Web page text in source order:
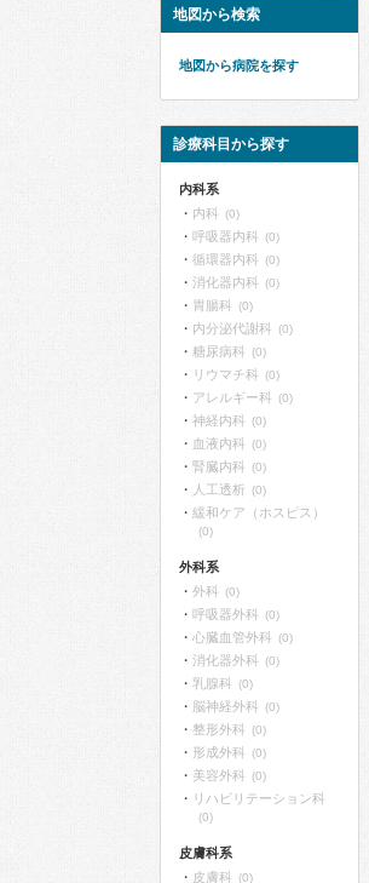
地図から検索
地図から病院を探す
診療科目から探す
内科系
内科 (0)
呼吸器内科 (0)
循環器内科 (0)
消化器内科 (0)
胃腸科 (0)
内分泌代謝科 (0)
糖尿病科 (0)
リウマチ科 (0)
アレルギー科 (0)
神経内科 (0)
血液内科 (0)
腎臓内科 (0)
人工透析 (0)
緩和ケア（ホスピス）
(0)
外科系
外科 (0)
呼吸器外科 (0)
心臓血管外科 (0)
消化器外科 (0)
乳腺科 (0)
脳神経外科 (0)
整形外科 (0)
形成外科 (0)
美容外科 (0)
リハビリテーション科
(0)
皮膚科系
皮膚科 (0)